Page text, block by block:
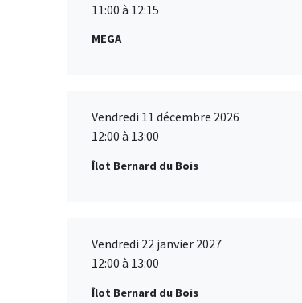
11:00 à 12:15
MEGA
Vendredi 11 décembre 2026
12:00 à 13:00
Îlot Bernard du Bois
Vendredi 22 janvier 2027
12:00 à 13:00
Îlot Bernard du Bois